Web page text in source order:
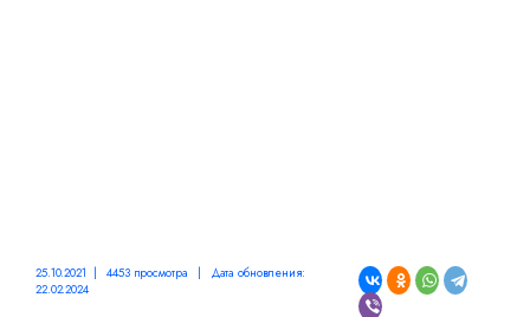
25.10.2021 | 4453 просмотра | Дата обновления:
22.02.2024